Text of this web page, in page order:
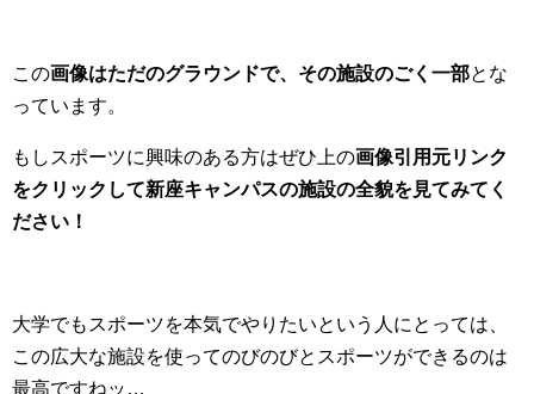
この画像はただのグラウンドで、その施設のごく一部とな
っています。
もしスポーツに興味のある方はぜひ上の画像引用元リンク
をクリックして新座キャンパスの施設の全貌を見てみてく
ださい！
大学でもスポーツを本気でやりたいという人にとっては、
この広大な施設を使ってのびのびとスポーツができるのは
最高ですねッ…